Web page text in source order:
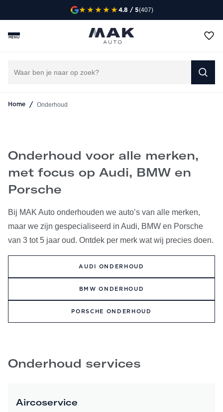
4.8 / 5(407)
MENU
Home / Onderhoud
Specialist in Audi, BMW en Porsche. Transparant,
vakkundig en altijd binnen één week geholpen.
CONTACT VIA WHATSAPP
Onderhoud voor alle merken,
met focus op Audi, BMW en
Porsche
Bij MAK Auto onderhouden we auto’s van alle merken,
maar we zijn gespecialiseerd in Audi, BMW en Porsche
van 3 tot 5 jaar oud. Ontdek per merk wat wij precies doen.
AUDI ONDERHOUD
BMW ONDERHOUD
PORSCHE ONDERHOUD
Onderhoud services
Aircoservice